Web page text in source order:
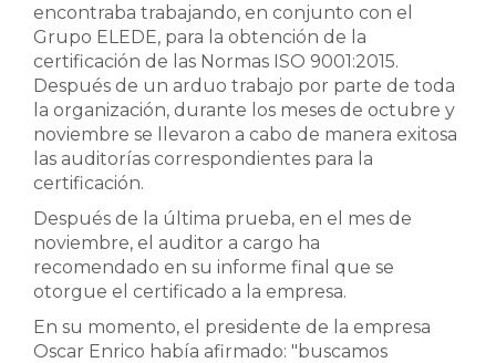
encontraba trabajando, en conjunto con el
Grupo ELEDE, para la obtención de la
certificación de las Normas ISO 9001:2015.
Después de un arduo trabajo por parte de toda
la organización, durante los meses de octubre y
noviembre se llevaron a cabo de manera exitosa
las auditorías correspondientes para la
certificación.
Después de la última prueba, en el mes de
noviembre, el auditor a cargo ha
recomendado en su informe final que se
otorgue el certificado a la empresa.
En su momento, el presidente de la empresa
Oscar Enrico había afirmado: "buscamos